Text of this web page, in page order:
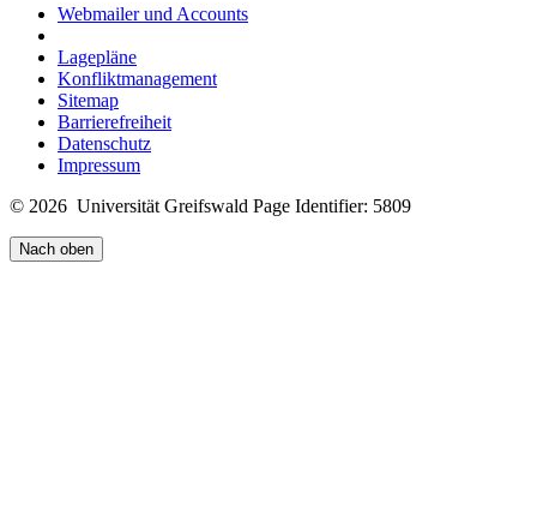
Webmailer und Accounts
Lagepläne
Konfliktmanagement
Sitemap
Barrierefreiheit
Datenschutz
Impressum
© 2026 Universität Greifswald Page Identifier: 5809
Nach oben